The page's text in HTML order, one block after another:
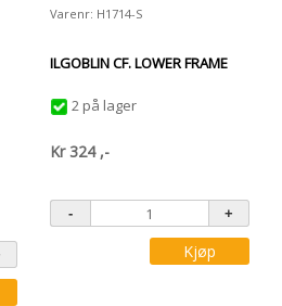
Varenr: H1714-S
ILGOBLIN CF. LOWER FRAME
2 på lager
Kr324 ,-
Kjøp